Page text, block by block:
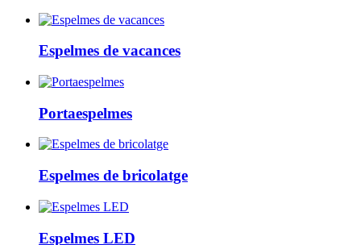
Espelmes de vacances
Portaespelmes
Espelmes de bricolatge
Espelmes LED